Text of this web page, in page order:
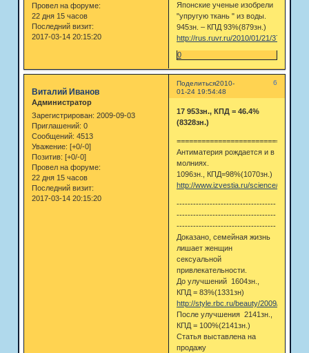
Провел на форуме:
22 дня 15 часов
Последний визит:
2017-03-14 20:15:20
Японские ученые изобрели
"упругую ткань " из воды.
945зн. – КПД 93%(879зн.)
http://rus.ruvr.ru/2010/01/21/
0
Поделиться 6
2010-
01-24 19:54:48
Виталий Иванов
Администратор
Зарегистрирован: 2009-09-03
Приглашений: 0
Сообщений: 4513
Уважение: [+0/-0]
Позитив: [+0/-0]
Провел на форуме:
22 дня 15 часов
Последний визит:
2017-03-14 20:15:20
17 953зн., КПД = 46.4%
(8328зн.)
Антиматерия рождается и в
молниях.
1096зн., КПД=98%(1070зн.)
http://www.izvestia.ru/science/
------------------------------------
------------------------------------
------------------------------------
Доказано, семейная жизнь
лишает женщин
сексуальной
привлекательности.
До улучшений 1604зн.,
КПД = 83%(1331зн)
http://style.rbc.ru/beauty/2009/12/08/
После улучшения 2141зн.,
КПД = 100%(2141зн.)
Статья выставлена на
продажу